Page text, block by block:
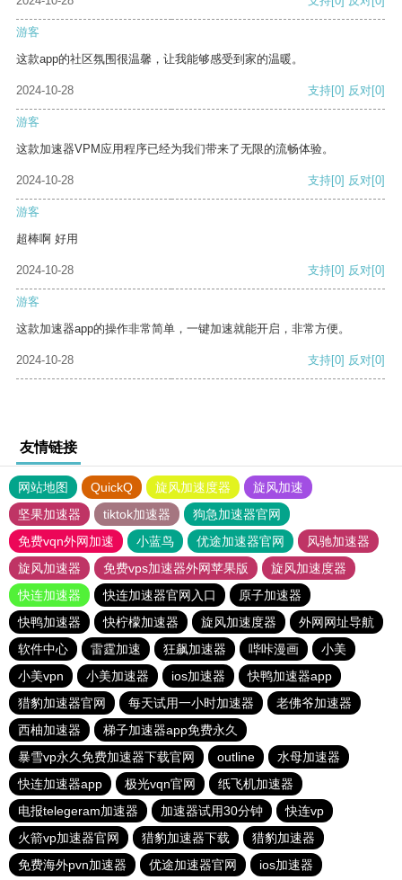
游客
这款app的社区氛围很温馨，让我能够感受到家的温暖。
2024-10-28 支持[0] 反对[0]
游客
这款加速器VPM应用程序已经为我们带来了无限的流畅体验。
2024-10-28 支持[0] 反对[0]
游客
超棒啊 好用
2024-10-28 支持[0] 反对[0]
游客
这款加速器app的操作非常简单，一键加速就能开启，非常方便。
2024-10-28 支持[0] 反对[0]
友情链接
网站地图 QuickQ 旋风加速度器
旋风加速
坚果加速器
tiktok加速器
狗急加速器官网
免费vqn外网加速
小蓝鸟 优途加速器官网
风驰加速器
旋风加速器
免费vps加速器外网苹果版
旋风加速度器
快连加速器
快连加速器官网入口
原子加速器
快鸭加速器
快柠檬加速器 旋风加速度器
外网网址导航
软件中心
雷霆加速 狂飙加速器 哔咔漫画
小美
小美vpn
小美加速器 ios加速器
快鸭加速器app
猎豹加速器官网
每天试用一小时加速器
老佛爷加速器
西柚加速器
梯子加速器app免费永久
暴雪vp永久免费加速器下载官网
outline
水母加速器
快连加速器app
极光vqn官网
纸飞机加速器
电报telegeram加速器
加速器试用30分钟
快连vp
火箭vp加速器官网
猎豹加速器下载
猎豹加速器
免费海外pvn加速器
优途加速器官网 ios加速器